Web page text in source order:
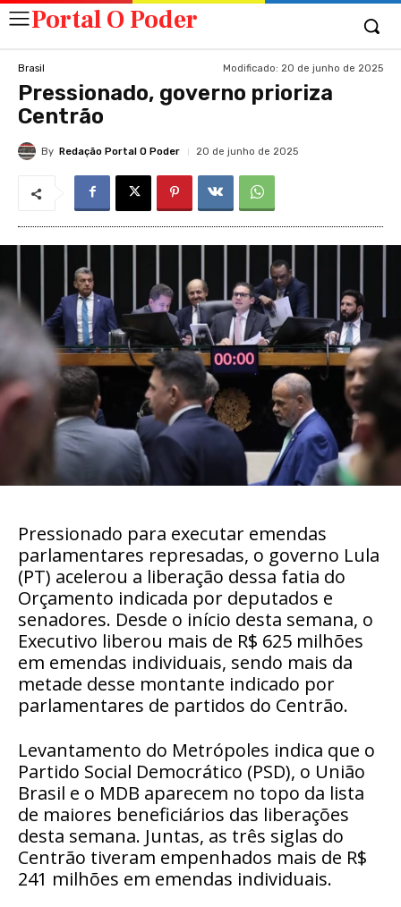
Portal O Poder
Brasil Modificado: 20 de junho de 2025
Pressionado, governo prioriza
Centrão
By Redação Portal O Poder 20 de junho de 2025
Pressionado para executar emendas
parlamentares represadas, o governo Lula
(PT) acelerou a liberação dessa fatia do
Orçamento indicada por deputados e
senadores. Desde o início desta semana, o
Executivo liberou mais de R$ 625 milhões
em emendas individuais, sendo mais da
metade desse montante indicado por
parlamentares de partidos do Centrão.
Levantamento do Metrópoles indica que o
Partido Social Democrático (PSD), o União
Brasil e o MDB aparecem no topo da lista
de maiores beneficiários das liberações
desta semana. Juntas, as três siglas do
Centrão tiveram empenhados mais de R$
241 milhões em emendas individuais.